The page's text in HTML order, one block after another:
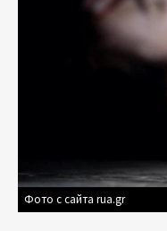
Фото с сайта rua.gr